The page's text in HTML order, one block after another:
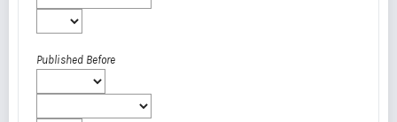
Published Before